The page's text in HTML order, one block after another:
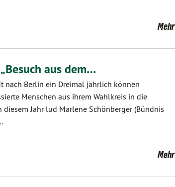
Mehr
aus dem…
nach Berlin ein Dreimal jährlich können
Menschen aus ihrem Wahlkreis in die
Jahr lud Marlene Schönberger (Bündnis
Mehr